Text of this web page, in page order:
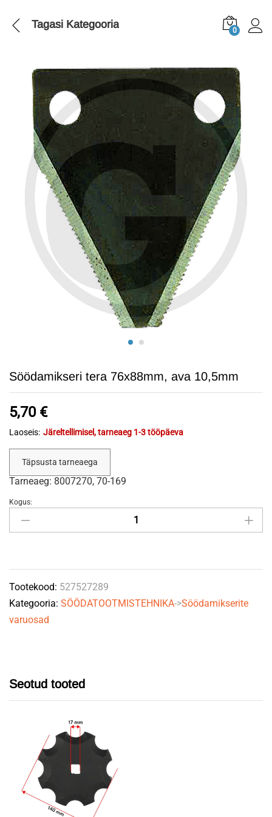
Tagasi Kategooria 0
Söödamikseri tera 76x88mm, ava 10,5mm
5,70 €
Laoseis: Järeltellimisel, tarneaeg 1-3 tööpäeva
Täpsusta tarneaega
Tarneaeg: 8007270, 70-169
Söödamikseri
tera
10,5mm
quantity
Kogus:
Tootekood: 527527289
Kategooria: SÖÖDATOOTMISTEHNIKA->Söödamikserite
varuosad
Seotud tooted